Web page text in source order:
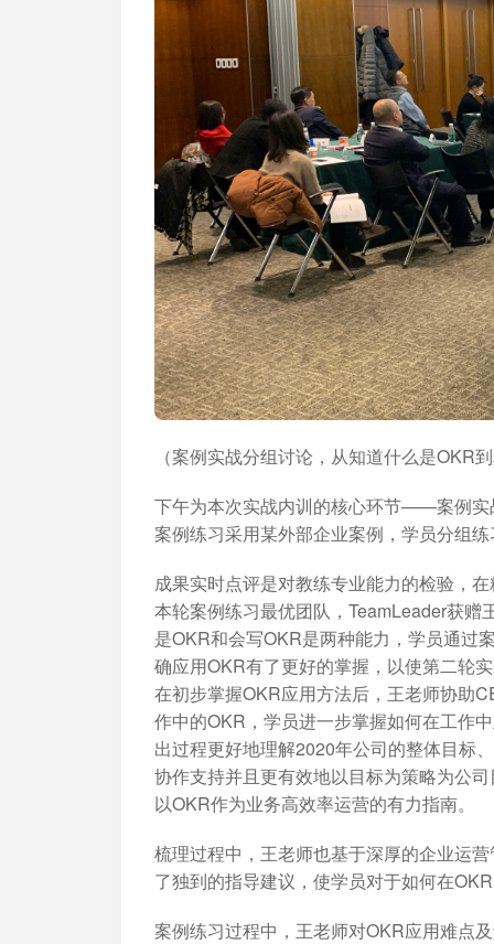
（案例实战分组讨论，从知道什么是OKR
下午为本次实战内训的核心环节——案例实
案例练习采用某外部企业案例，学员分组
成果实时点评是对教练专业能力的检验，
本轮案例练习最优团队，TeamLeader获
是OKR和会写OKR是两种能力，学员通过
确应用OKR有了更好的掌握，以使第二轮
在初步掌握OKR应用方法后，王老师协助
作中的OKR，学员进一步掌握如何在工作
出过程更好地理解2020年公司的整体目标
协作支持并且更有效地以目标为策略为公
以OKR作为业务高效率运营的有力指南。
梳理过程中，王老师也基于深厚的企业运
了独到的指导建议，使学员对于如何在
案例练习过程中，王老师对OKR应用难点